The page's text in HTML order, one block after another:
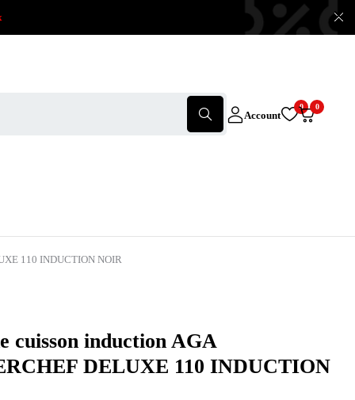
Account
0 0
110 INDUCTION NOIR
cuisson induction AGA
DELUXE 110 INDUCTION